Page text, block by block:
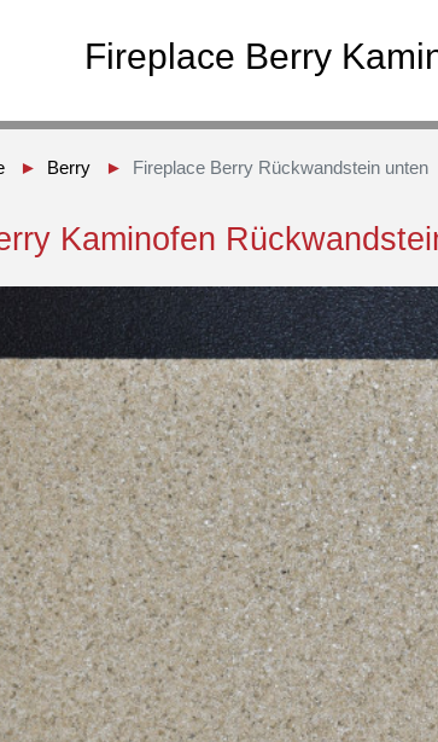
Fireplace Berry
Berry Fireplace Berry Rückwandstein unten
Kaminofen